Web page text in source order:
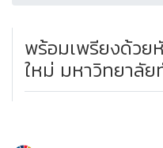
พร้อมเพรียงด้วย
ใหม่ มหาวิทยาลั